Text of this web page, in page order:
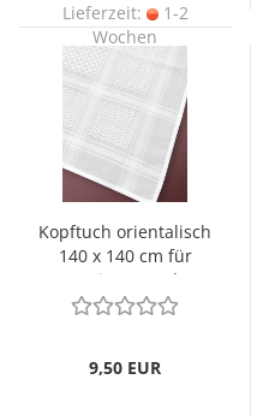
Lieferzeit:
1-2
Wochen
Kopftuch orientalisch
140 x 140 cm für
Sternsinger Turban
9,50 EUR